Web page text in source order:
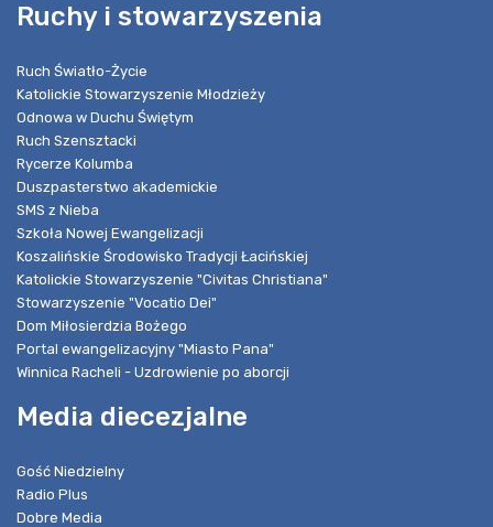
Ruchy i stowarzyszenia
Ruch Światło-Życie
Katolickie Stowarzyszenie Młodzieży
Odnowa w Duchu Świętym
Ruch Szensztacki
Rycerze Kolumba
Duszpasterstwo akademickie
SMS z Nieba
Szkoła Nowej Ewangelizacji
Koszalińskie Środowisko Tradycji Łacińskiej
Katolickie Stowarzyszenie "Civitas Christiana"
Stowarzyszenie "Vocatio Dei"
Dom Miłosierdzia Bożego
Portal ewangelizacyjny "Miasto Pana"
Winnica Racheli - Uzdrowienie po aborcji
Media diecezjalne
Gość Niedzielny
Radio Plus
Dobre Media